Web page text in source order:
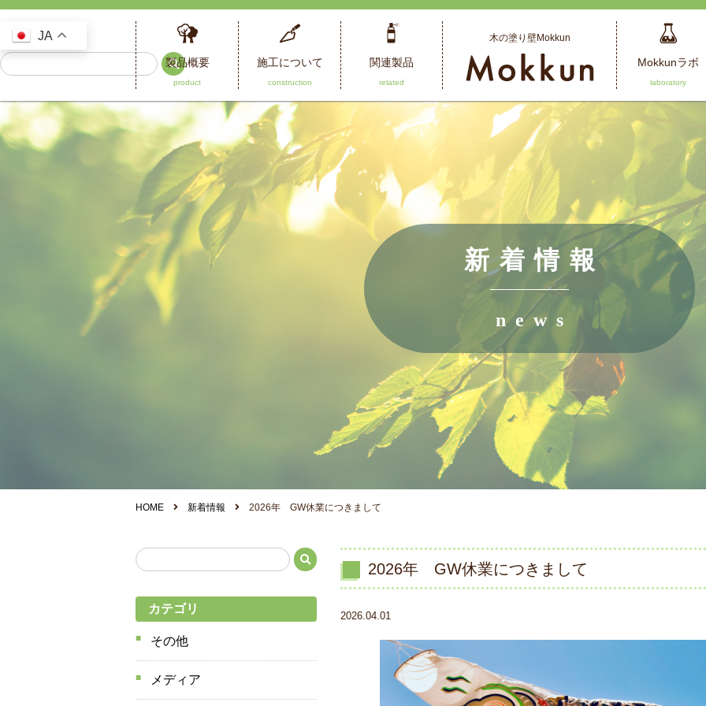
JA 木の塗り壁Mokkun
製品概要 施工について 関連製品 Mokkunラボ
新着情報
HOME 新着情報 2026年 GW休業につきまして
2026年 GW休業につきまして
2026.04.01
カテゴリ
その他
メディア